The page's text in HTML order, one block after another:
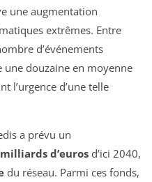
une augmentation
extrêmes. Entre
d’événements
une douzaine en moyenne
l’urgence d’une telle
a prévu un
d’euros d’ici 2040,
du réseau. Parmi ces fonds,